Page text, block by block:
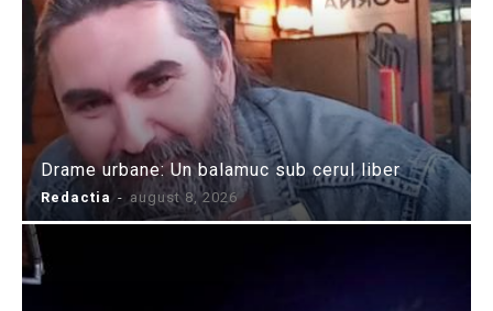
Drame urbane: Un balamuc sub cerul liber
Redactia - august 8, 2026